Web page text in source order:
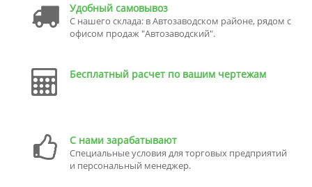
Удобный самовывоз
С нашего склада: в Автозаводском районе, рядом с
офисом продаж "Автозаводский".
Бесплатный расчет по вашим чертежам
С нами зарабатывают
Специальные условия для торговых предприятий
и персональный менеджер.